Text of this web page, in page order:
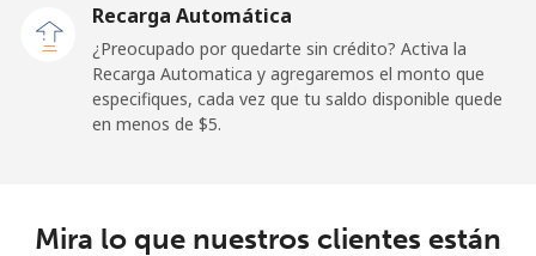
Línea fija ⁦1.9¢⁩
⁦$10⁩
⁦1.9¢⁩
526 min por
-
Recarga Automática
¿Preocupado por quedarte sin crédito? Activa la
Recarga Automatica y agregaremos el monto que
especifiques, cada vez que tu saldo disponible quede
en menos de ⁦$5⁩.
Mira lo que nuestros clientes están